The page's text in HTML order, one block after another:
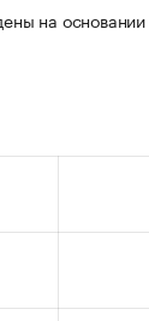
на основании